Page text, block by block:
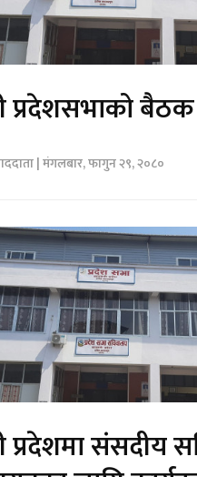
प्रदेशसभाको
| मंगलबार, फागुन २९, २०८०
प्रदेशमा संसदीय